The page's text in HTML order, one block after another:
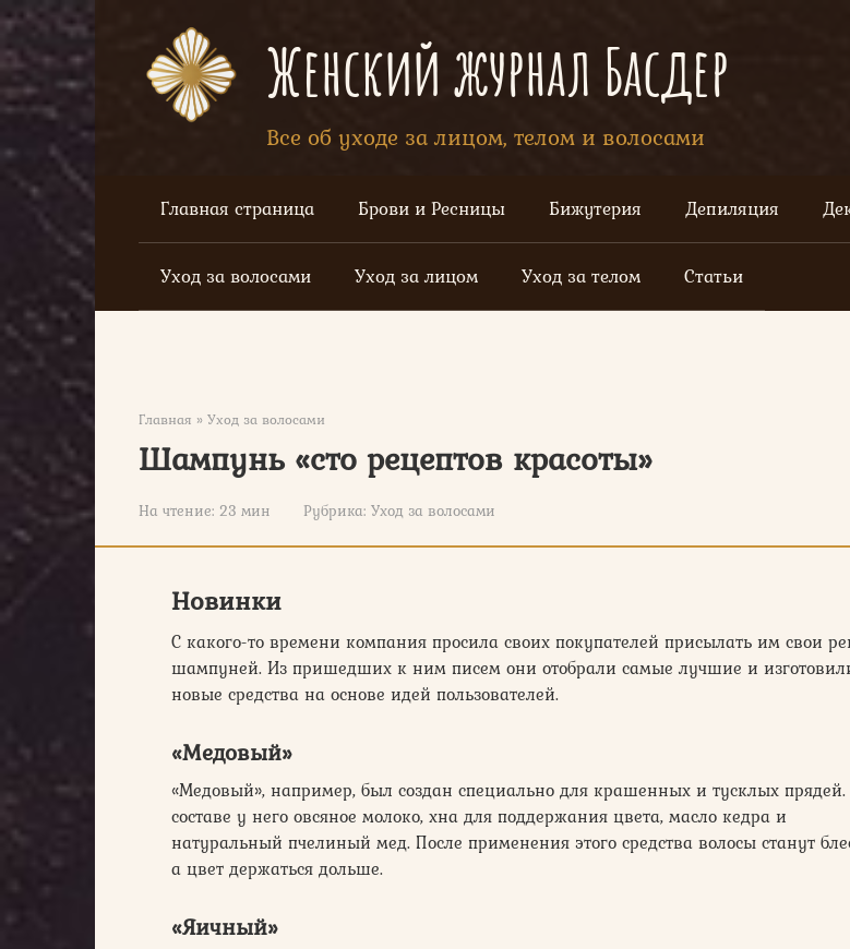
Перейти
к
контенту
Женский журнал Басдер
Все об уходе за лицом, телом и волосами
Главная страница Брови и Ресницы Бижутерия Депиляция
Уход за волосами Уход за лицом Уход за телом Статьи
Главная » Уход за волосами
Шампунь «cто рецептов красоты»
На чтение: 23 мин Рубрика: Уход за волосами
Новинки
С какого-то времени компания просила своих покупателей присылать им свои
шампуней. Из пришедших к ним писем они отобрали самые лучшие и
новые средства на основе идей пользователей.
«Медовый»
«Медовый», например, был создан специально для крашенных и тусклых
составе у него овсяное молоко, хна для поддержания цвета, масло кедра и
натуральный пчелиный мед. После применения этого средства волосы станут
а цвет держаться дольше.
«Яичный»